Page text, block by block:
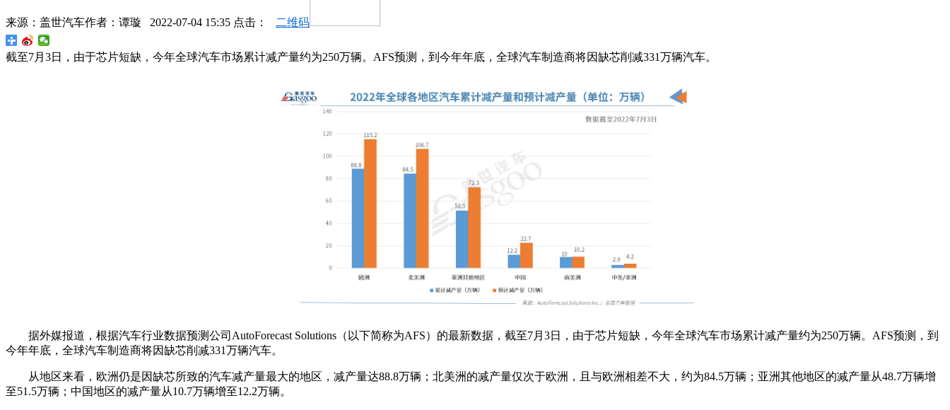
来源： 盖世汽车作者： 谭璇 2022-07-04 15:35 点击： 二维码
截至7月3日，由于芯片短缺，今年全球汽车市场累计减产量约为250万辆。AFS预测，到今年年底，全球汽车制造商将因缺芯削减331万辆汽车。
据外媒报道，根据汽车行业数据预测公司AutoForecast Solutions（以下简称为AFS）的最新数据，截至7月3日，由于芯片短缺，今年全球汽车市场累计减产量约为250万辆。AFS预测，到
今年年底，全球汽车制造商将因缺芯削减331万辆汽车。
从地区来看，欧洲仍是因缺芯所致的汽车减产量最大的地区，减产量达88.8万辆；北美洲的减产量仅次于欧洲，且与欧洲相差不大，约为84.5万辆；亚洲其他地区的减产量从48.7万辆增
至51.5万辆；中国地区的减产量从10.7万辆增至12.2万辆。